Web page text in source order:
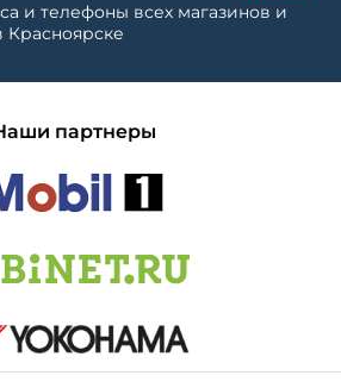
и телефоны всех магазинов и
Красноярске
партнеры